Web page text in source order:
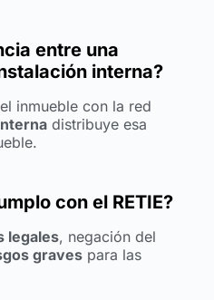
entre una
interna?
inmueble con la red
distribuye esa
con el RETIE?
legales, negación del
gravespara las